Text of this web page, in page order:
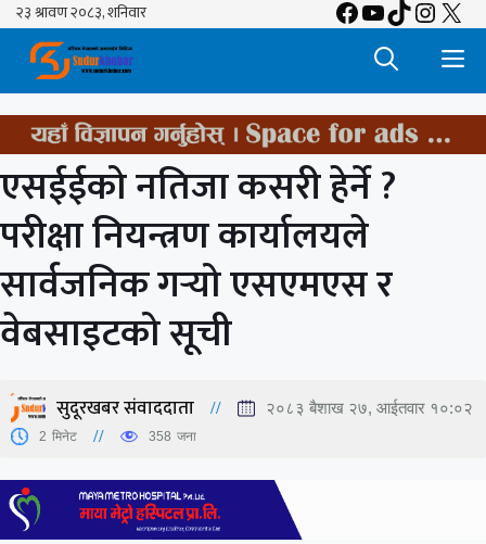
Skip
content
Facebook
YouTube
TikTok
X
एसईईको नतिजा कसरी हेर्ने ?
परीक्षा नियन्त्रण कार्यालयले
सार्वजनिक गर्‍यो एसएमएस र
वेबसाइटको सूची
सुदूरखबर संवाददाता २०८३ बैशाख २७, आईतवार १०:०२
2 मिनेट 358 जना